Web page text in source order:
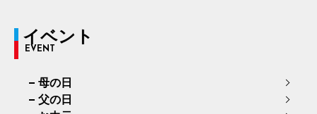
イベント
EVENT
母の日
父の日